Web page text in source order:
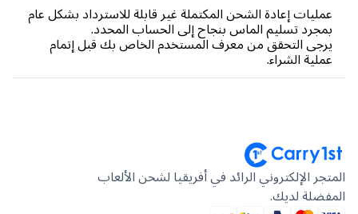
إعادة الشحن المكتملة غير قابلة للاسترداد بشكل عام
تسليم الماس بنجاح إلى الحساب المحدد.
التحقق من معرف المستخدم الخاص بك قبل إتمام
الشراء.
الإلكتروني الرائد في أفريقيا لشحن الألعاب
لديك.